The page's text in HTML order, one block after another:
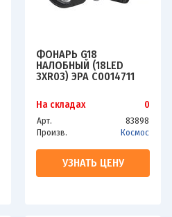
ФОНАРЬ G18
НАЛОБНЫЙ (18LED
3ХR03) ЭРА C0014711
На складах 0
Арт.
83898
Произв.
Космос
УЗНАТЬ ЦЕНУ